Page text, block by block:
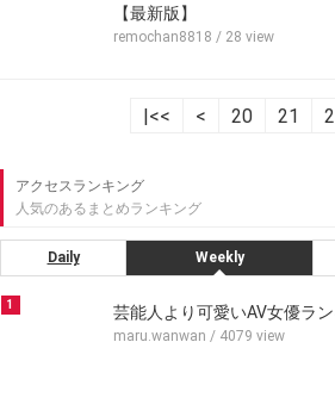
【最新版】
remochan8818 / 28 view
|<< < 20 21
アクセスランキング
人気のあるまとめランキング
Daily Weekly
1 芸能人より可愛いAV女優ラ
maru.wanwan / 4079 view